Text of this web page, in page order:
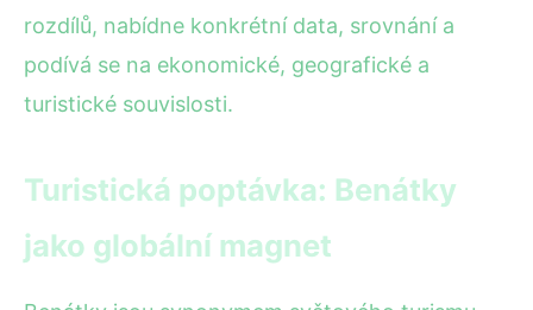
rozdílů, nabídne konkrétní data, srovnání a
podívá se na ekonomické, geografické a
turistické souvislosti.
Turistická poptávka: Benátky
jako globální magnet